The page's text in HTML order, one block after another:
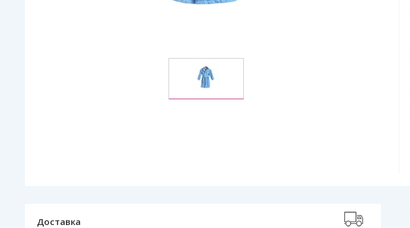
Доставка